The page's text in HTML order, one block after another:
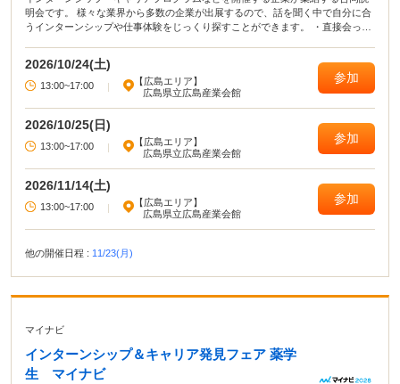
明会です。 様々な業界から多数の企業が出展するので、話を聞く中で自分に合
うインターンシップや仕事体験をじっくり探すことができます。 ・直接会って
できる！ ・周囲の学生の雰囲気が分かり意識が高まる！
2026/10/24(土)
13:00~17:00 |
【広島エリア】
広島県立広島産業会館
参加
2026/10/25(日)
13:00~17:00 |
【広島エリア】
広島県立広島産業会館
参加
2026/11/14(土)
13:00~17:00 |
【広島エリア】
広島県立広島産業会館
参加
他の開催日程 : 11/23(月)
マイナビ
インターンシップ＆キャリア発見フェア 薬学
生 マイナビ